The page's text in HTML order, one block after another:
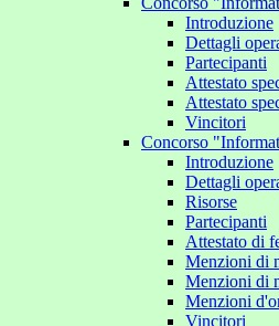
Introduzione
Dettagli
Partecipanti
Attestato
Attestato
Vincitori
Concorso
Introduzione
Dettagli
Risorse
Partecipanti
Attestato di
Menzioni di
Menzioni di
Menzioni
Vincitori